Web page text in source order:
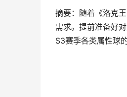
摘要：随着《洛克
需求。提前准备好
S3赛季各类属性球